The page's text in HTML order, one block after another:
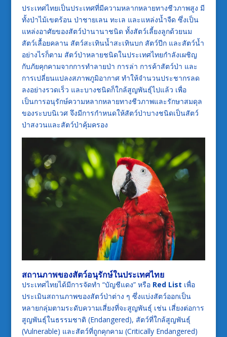
ประเทศไทยเป็นประเทศที่มีความหลากหลายทางชีวภาพสูง มี
ทั้งป่าไม้เขตร้อน ป่าชายเลน ทะเล และแหล่งน้ำจืด ซึ่งเป็น
แหล่งอาศัยของสัตว์ป่านานาชนิด ทั้งสัตว์เลี้ยงลูกด้วยนม
สัตว์เลื้อยคลาน สัตว์สะเทินน้ำสะเทินบก สัตว์ปีก และสัตว์น้ำ
อย่างไรก็ตาม สัตว์ป่าหลายชนิดในประเทศไทยกำลังเผชิญ
กับภัยคุกคามจากการทำลายป่า การล่า การค้าสัตว์ป่า และ
การเปลี่ยนแปลงสภาพภูมิอากาศ ทำให้จำนวนประชากรลด
ลงอย่างรวดเร็ว และบางชนิดก็ใกล้สูญพันธุ์ไปแล้ว เพื่อ
เป็นการอนุรักษ์ความหลากหลายทางชีวภาพและรักษาสมดุล
ของระบบนิเวศ จึงมีการกำหนดให้สัตว์ป่าบางชนิดเป็นสัตว์
ป่าสงวนและสัตว์ป่าคุ้มครอง
สถานภาพของสัตว์อนุรักษ์ในประเทศไทย
ประเทศไทยได้มีการจัดทำ “บัญชีแดง” หรือ Red List เพื่อ
ประเมินสถานภาพของสัตว์ป่าต่าง ๆ ซึ่งแบ่งสัตว์ออกเป็น
หลายกลุ่มตามระดับความเสี่ยงที่จะสูญพันธุ์ เช่น เสี่ยงต่อการ
สูญพันธุ์ในธรรมชาติ (Endangered), สัตว์ที่ใกล้สูญพันธุ์
(Vulnerable) และสัตว์ที่ถูกคุกคาม (Critically Endangered)